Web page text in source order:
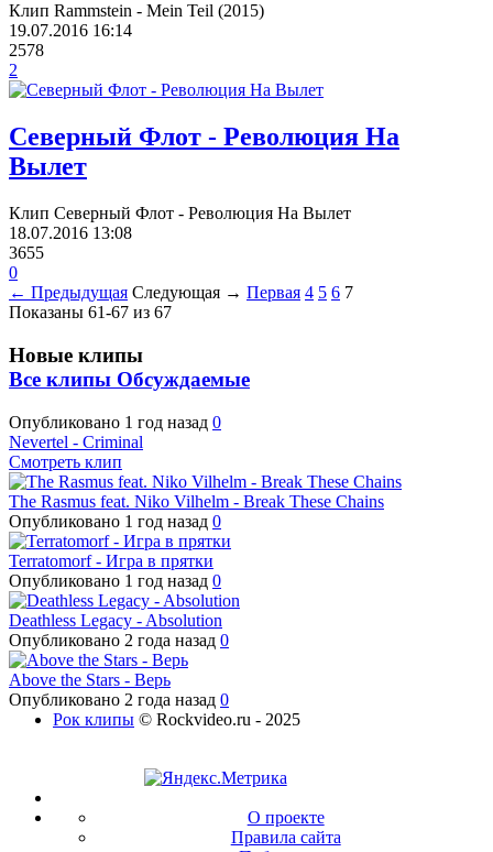
Клип Rammstein - Mein Teil (2015)
19.07.2016 16:14
2578
2
Северный Флот - Революция На
Вылет
Клип Северный Флот - Революция На Вылет
18.07.2016 13:08
3655
0
← Предыдущая Следующая → Первая 4 5 6 7
Показаны 61-67 из 67
Новые клипы
Все клипы Обсуждаемые
Опубликовано 1 год назад 0
Nevertel - Criminal
Смотреть клип
The Rasmus feat. Niko Vilhelm - Break These Chains
Опубликовано 1 год назад 0
Terratomorf - Игра в прятки
Опубликовано 1 год назад 0
Deathless Legacy - Absolution
Опубликовано 2 года назад 0
Above the Stars - Верь
Опубликовано 2 года назад 0
Рок клипы © Rockvideo.ru - 2025
О проекте
Правила сайта